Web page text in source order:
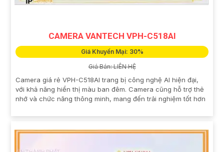
CAMERA VANTECH VPH-C518AI
Giá Khuyến Mại: 30%
Giá Bán: LIÊN HỆ
Camera giá rẻ VPH-C518AI trang bị công nghệ AI hiện đại,
với khả năng hiển thị màu ban đêm. Camera cũng hỗ trợ thẻ
nhớ và chức năng thông minh, mang đến trải nghiệm tốt hơn